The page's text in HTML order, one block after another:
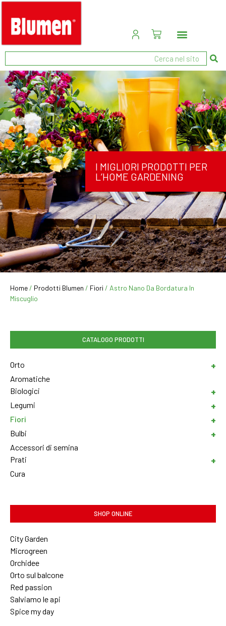
I MIGLIORI PRODOTTI PER
L’HOME GARDENING
Home / Prodotti Blumen / Fiori / Astro Nano Da Bordatura In
Miscuglio
CATALOGO PRODOTTI
Orto
Aromatiche
Biologici
Legumi
Fiori
Bulbi
Accessori di semina
Prati
Cura
SHOP ONLINE
City Garden
Microgreen
Orchidee
Orto sul balcone
Red passion
Salviamo le api
Spice my day